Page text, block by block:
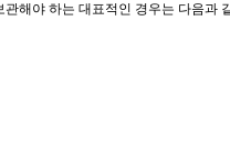
해야 하는 대표적인 경우는 다음과